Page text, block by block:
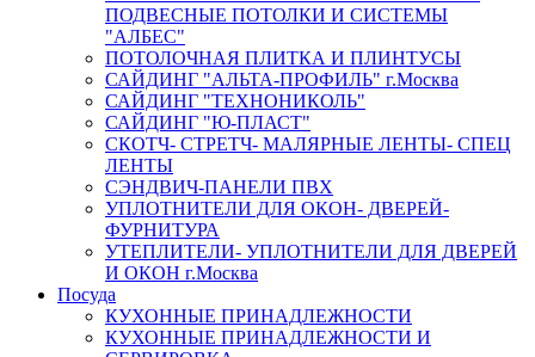
ПОДВЕСНЫЕ ПОТОЛКИ И СИСТЕМЫ
"АЛБЕС"
ПОТОЛОЧНАЯ ПЛИТКА И ПЛИНТУСЫ
САЙДИНГ "АЛЬТА-ПРОФИЛЬ" г.Москва
САЙДИНГ "ТЕХНОНИКОЛЬ"
САЙДИНГ "Ю-ПЛАСТ"
СКОТЧ- СТРЕТЧ- МАЛЯРНЫЕ ЛЕНТЫ- СПЕЦ
ЛЕНТЫ
СЭНДВИЧ-ПАНЕЛИ ПВХ
УПЛОТНИТЕЛИ ДЛЯ ОКОН- ДВЕРЕЙ-
ФУРНИТУРА
УТЕПЛИТЕЛИ- УПЛОТНИТЕЛИ ДЛЯ ДВЕРЕЙ
И ОКОН г.Москва
Посуда
КУХОННЫЕ ПРИНАДЛЕЖНОСТИ
КУХОННЫЕ ПРИНАДЛЕЖНОСТИ И